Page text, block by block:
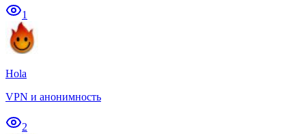
1
Hola
VPN и анонимность
2